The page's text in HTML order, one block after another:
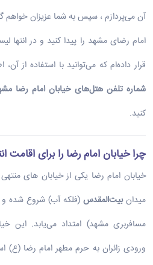
آن می‌پردازم ، سپس به شما عزیزان خواهم
امام رضای مشهد را پیدا کنید و در انتها
قرار داده‌ام که می‌توانید با استفاده از
شماره تلفن هتل‌های خیابان امام رضا
کنید.
چرا خیابان امام رضا را برای اقامت
خیابان امام رضا یکی از خیابان های
میدانبیت‌المقدس (فلکه آب) شروع شده و
مسافربری مشهد) امتداد می‌یابد. این
ورودی زائران به حرم مطهر امام رضا (ع)